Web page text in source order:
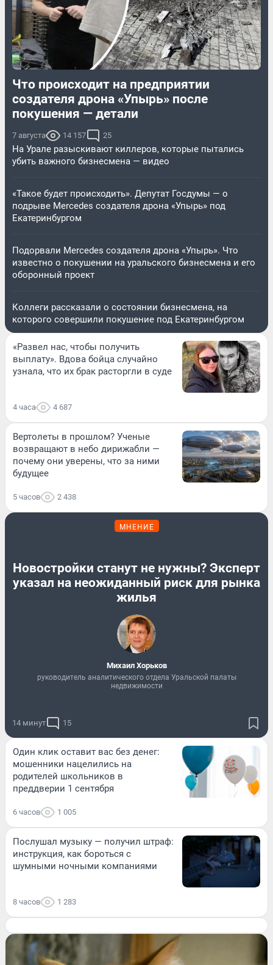
Что происходит на предприятии
создателя дрона «Упырь» после
покушения — детали
7 августа 14 157 25
На Урале разыскивают киллеров, которые пытались
убить важного бизнесмена — видео
«Такое будет происходить». Депутат Госдумы — о
подрыве Mercedes создателя дрона «Упырь» под
Екатеринбургом
Подорвали Mercedes создателя дрона «Упырь». Что
известно о покушении на уральского бизнесмена и его
оборонный проект
Коллеги рассказали о состоянии бизнесмена, на
которого совершили покушение под Екатеринбургом
«Развел нас, чтобы получить
выплату». Вдова бойца случайно
узнала, что их брак расторгли в суде
4 часа 4 687
Вертолеты в прошлом? Ученые
возвращают в небо дирижабли —
почему они уверены, что за ними
будущее
5 часов 2 438
МНЕНИЕ
Новостройки станут не нужны? Эксперт
указал на неожиданный риск для рынка
жилья
Михаил Хорьков
руководитель аналитического отдела Уральской палаты
недвижимости
14 минут 15
Один клик оставит вас без денег:
мошенники нацелились на
родителей школьников в
преддверии 1 сентября
6 часов 1 005
Послушал музыку — получил штраф:
инструкция, как бороться с
шумными ночными компаниями
8 часов 1 283